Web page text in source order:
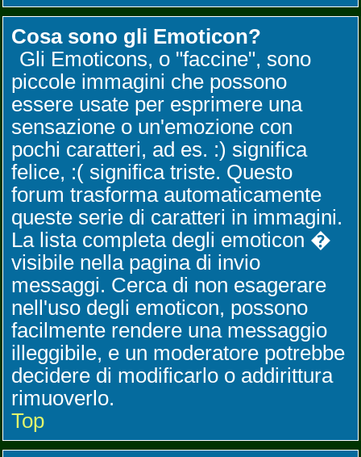
Cosa sono gli Emoticon?
Gli Emoticons, o "faccine", sono
piccole immagini che possono
essere usate per esprimere una
sensazione o un'emozione con
pochi caratteri, ad es. :) significa
felice, :( significa triste. Questo
forum trasforma automaticamente
queste serie di caratteri in immagini.
La lista completa degli emoticon �
visibile nella pagina di invio
messaggi. Cerca di non esagerare
nell'uso degli emoticon, possono
facilmente rendere una messaggio
illeggibile, e un moderatore potrebbe
decidere di modificarlo o addirittura
rimuoverlo.
Top